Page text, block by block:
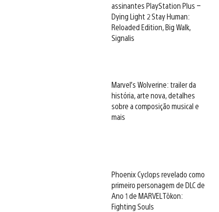
assinantes PlayStation Plus –
Dying Light 2 Stay Human:
Reloaded Edition, Big Walk,
Signalis
Marvel’s Wolverine: trailer da
história, arte nova, detalhes
sobre a composição musical e
mais
Phoenix Cyclops revelado como
primeiro personagem de DLC de
Ano 1 de MARVEL Tōkon:
Fighting Souls